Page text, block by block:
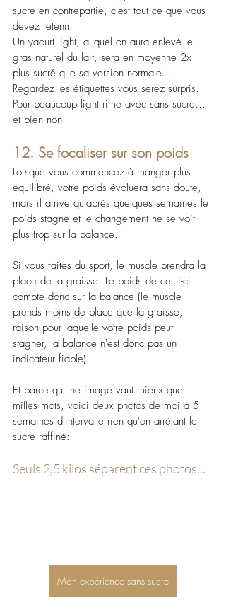
sucre en contrepartie, c'est tout ce que vous
devez retenir.
Un yaourt light, auquel on aura enlevé le
gras naturel du lait, sera en moyenne 2x
plus sucré que sa version normale...
Regardez les étiquettes vous serez surpris.
Pour beaucoup light rime avec sans sucre...
et bien non!
12. Se focaliser sur son poids
Lorsque vous commencez à manger plus
équilibré, votre poids évoluera sans doute,
mais il arrive qu'après quelques semaines le
poids stagne et le changement ne se voit
plus trop sur la balance.
Si vous faites du sport, le muscle prendra la
place de la graisse. Le poids de celui-ci
compte donc sur la balance (le muscle
prends moins de place que la graisse,
raison pour laquelle votre poids peut
stagner, la balance n'est donc pas un
indicateur fiable).
Et parce qu'une image vaut mieux que
milles mots, voici deux photos de moi à 5
semaines d'intervalle rien qu'en arrêtant le
sucre raffiné:
Seuls 2,5 kilos séparent ces photos...
Mon expérience sans sucre